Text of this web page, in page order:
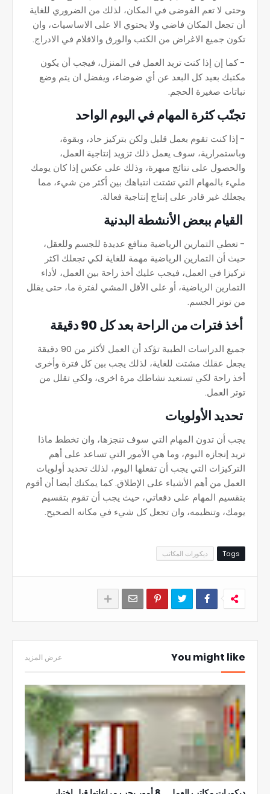
وحتى لا تعم الفوضى في المكان، لذلك من الضروري للغاية
أن تجعل المكان فاضي ولا يحتوي الا على الاساسيات، وان
تكون جميع الاغراض من الكتب والورق والاقلام في الادراج.
- كما إن إذا كنت تريد العمل في المنزل، فيجب أن يكون
مكتبك بعيد كل البعد عن أي ضوضاء، ويفضل ان يتم وضع
نباتات صغيرة الحجم.
تجنّب كثرة المهام في اليوم الواحد
- إذا كنت تقوم بعمل قليل ولكن بتركيز حاد، وبقوة،
وباستمرارية، سوف يعمل ذلك تزويد إنتاجية العمل،
والحصول على نتائج مبهرة، وذلك على عكس إذا كان يومك
مليء بالمهام التي تشتت انتباهك بين أكثر من شيء، مما
يجعلك غير قادر على إنتاج إنتاجية فعالة.
القيام ببعض الأنشطة البدنية
- تعطي التمارين الرياضية منافع عديدة للجسم وللعقل،
حيث أن التمارين الرياضية مهمة للغاية لكي تجعلك اكثر
تركيزا في العمل، فيجب عليك أخذ راحة بين العمل، لأداء
التمارين الرياضية، أو على الأقل المشي لفترة ما، حتى يقلل
من توتر الجسم.
أخذ فترات من الراحة بعد كل 90 دقيقة
جميع الدراسات الطبية تؤكد أن العمل لأكثر من 90 دقيقة
يجعل عقلك مشتت للغاية، لذلك يجب بين كل فترة وأخرى
أخذ راحة لكي تستعيد نشاطك مرة اخرى، ولكي تقلل من
توتر العمل.
تحديد الأولويات
يجب أن تدون المهام التي سوف تنجزها، وان تخطط ماذا
تريد إنجازه اليوم، وما هي الأمور التي تساعد على أهم
التركيزات التي يجب أن تفعلها اليوم، لذلك تحديد أولويات
العمل من أهم الأشياء على الإطلاق. كما يمكنك أيضا أن أقوم
بتقسيم المهام على دفعاتي، حيث يجب أن تقوم بتقسيم
يومك، وتنظيمه، وان تجعل كل شيء في مكانه الصحيح.
Tags ديكورات المكاتب
You might like عرض المزيد